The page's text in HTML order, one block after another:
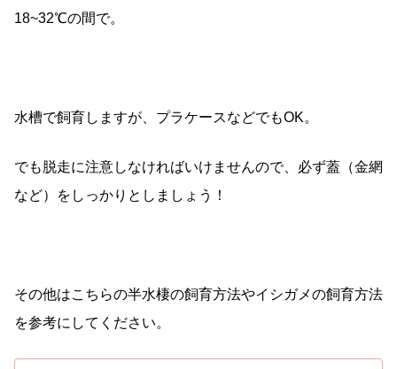
18~32℃の間で。
水槽で飼育しますが、プラケースなどでもOK。
でも脱走に注意しなければいけませんので、必ず蓋（金網
など）をしっかりとしましょう！
その他はこちらの半水棲の飼育方法やイシガメの飼育方法
を参考にしてください。